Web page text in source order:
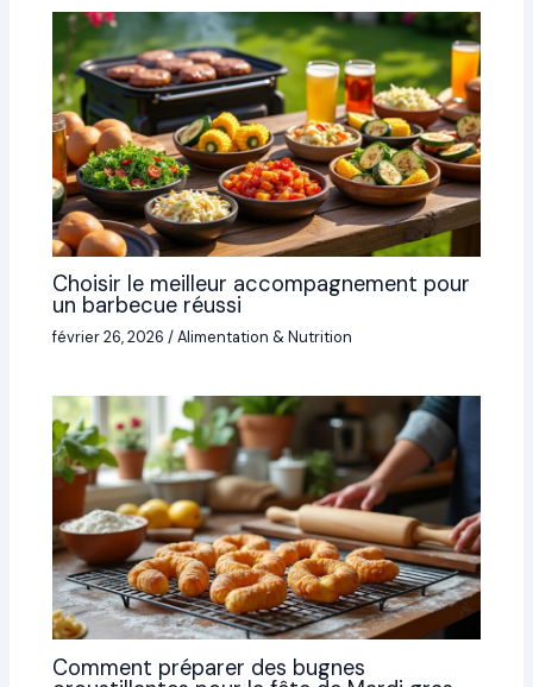
Choisir le meilleur accompagnement pour
un barbecue réussi
février 26, 2026/Alimentation & Nutrition
Comment préparer des bugnes